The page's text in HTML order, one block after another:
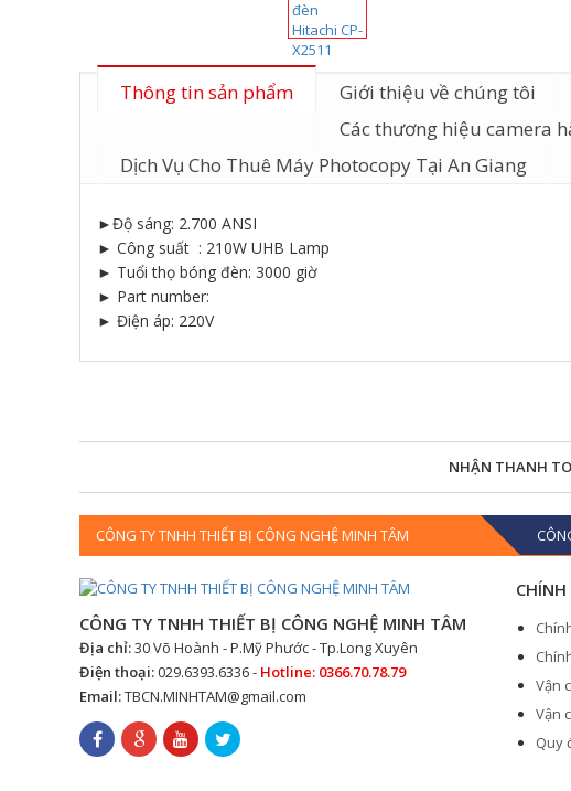
Thông tin sản phẩm Giới thiệu về chúng tôi
Các thương hiệu camera
Dịch Vụ Cho Thuê Máy Photocopy Tại An Giang
►Độ sáng: 2.700 ANSI
► Công suất : 210W UHB Lamp
► Tuổi thọ bóng đèn: 3000 giờ
► Part number:
► Điện áp: 220V
NHẬN THANH
CÔNG TY TNHH THIẾT BỊ CÔNG NGHỆ MINH TÂM
CÔNG TY TNHH THIẾT BỊ CÔNG NGHỆ MINH TÂM
Địa chỉ:30 Võ Hoành - P.Mỹ Phước - Tp.Long Xuyên
Điện thoại:029.6393.6336 - Hotline: 0366.70.78.79
Email:TBCN.MINHTAM@gmail.com
Vận
Vận
Quy